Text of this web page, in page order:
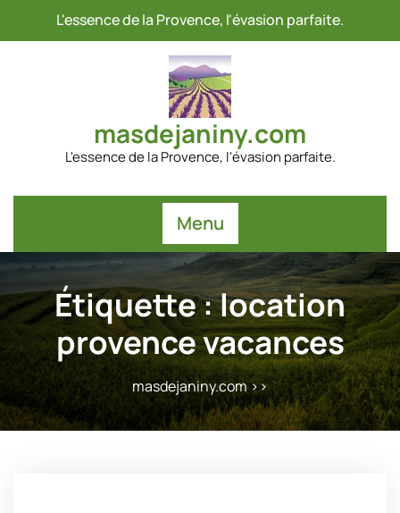
L'essence de la Provence, l'évasion parfaite.
masdejaniny.com
L'essence de la Provence, l'évasion parfaite.
Menu
Étiquette :location
provence vacances
masdejaniny.com>>